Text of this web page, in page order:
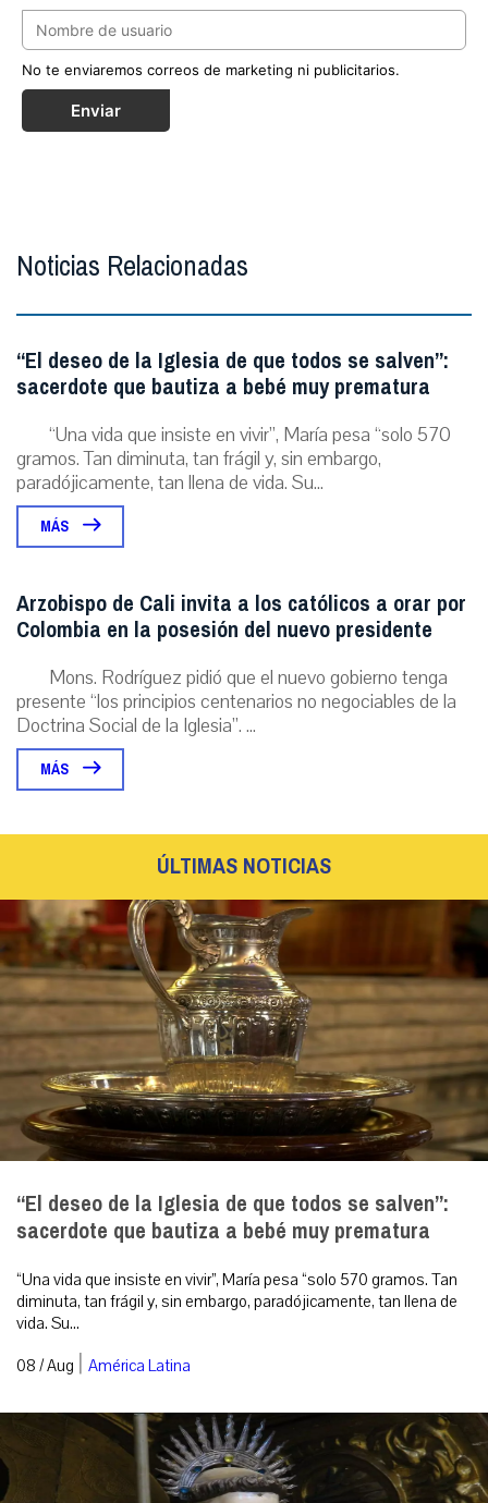
No te enviaremos correos de marketing ni publicitarios.
Enviar
Noticias Relacionadas
“El deseo de la Iglesia de que todos se salven”:
sacerdote que bautiza a bebé muy prematura
“Una vida que insiste en vivir”, María pesa “solo 570
gramos. Tan diminuta, tan frágil y, sin embargo,
paradójicamente, tan llena de vida. Su...
MÁS
Arzobispo de Cali invita a los católicos a orar por
Colombia en la posesión del nuevo presidente
Mons. Rodríguez pidió que el nuevo gobierno tenga
presente “los principios centenarios no negociables de la
Doctrina Social de la Iglesia”. ...
MÁS
ÚLTIMAS NOTICIAS
“El deseo de la Iglesia de que todos se salven”:
sacerdote que bautiza a bebé muy prematura
“Una vida que insiste en vivir”, María pesa “solo 570 gramos. Tan
diminuta, tan frágil y, sin embargo, paradójicamente, tan llena de
vida. Su...
08 / Aug | América Latina